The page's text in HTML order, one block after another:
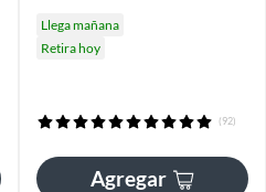
Llega mañana
Retira hoy
(92)
Agregar